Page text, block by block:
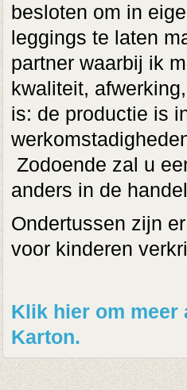
besloten om in
leggings te laten
partner waarbij ik
kwaliteit,
is: de productie is
Zodoende zal u
anders in de
Ondertussen zijn
voor kinderen
Klik hier om meer
Karton.